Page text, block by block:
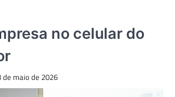
no celular do
de maio de 2026